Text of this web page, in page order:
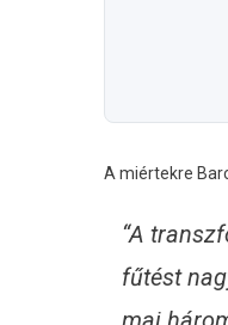
A miértekre
“A
fűtést